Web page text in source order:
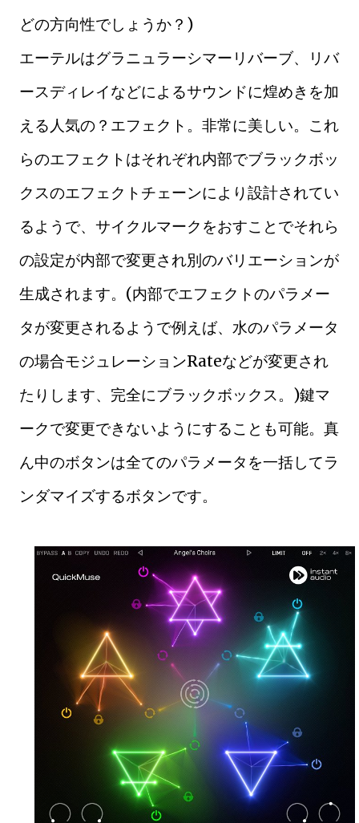
どの方向性でしょうか？)
エーテルはグラニュラーシマーリバーブ、リバ
ースディレイなどによるサウンドに煌めきを加
える人気の？エフェクト。非常に美しい。これ
らのエフェクトはそれぞれ内部でブラックボッ
クスのエフェクトチェーンにより設計されてい
るようで、サイクルマークをおすことでそれら
の設定が内部で変更され別のバリエーションが
生成されます。(内部でエフェクトのパラメー
タが変更されるようで例えば、水のパラメータ
の場合モジュレーションRateなどが変更され
たりします、完全にブラックボックス。)鍵マ
ークで変更できないようにすることも可能。真
ん中のボタンは全てのパラメータを一括してラ
ンダマイズするボタンです。